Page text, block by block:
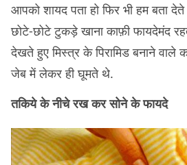
आपको शायद पता हो फिर भी हम बता
छोटे-छोटे टुकड़े खाना काफ़ी फायदेमंद
देखते हुए मिस्त्र के पिरामिड बनाने वाले
जेब में लेकर ही घूमते थे.
तकिये के नीचे रख कर सोने के फायदे